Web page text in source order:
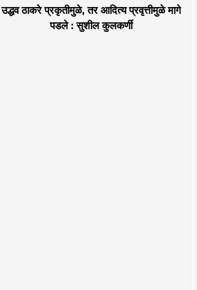
उद्धव ठाकरे प्रकृतीमुळे, तर आदित्य प्रवृत्तीमुळे मागे
पडले : सुशील कुलकर्णी